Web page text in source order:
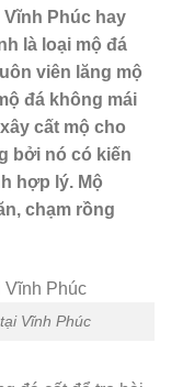
Vĩnh Phúc hay
là loại mộ đá
viên lăng mộ
đá không mái
cất mộ cho
bởi nó có kiến
hợp lý. Mộ
chạm rồng
Vĩnh Phúc